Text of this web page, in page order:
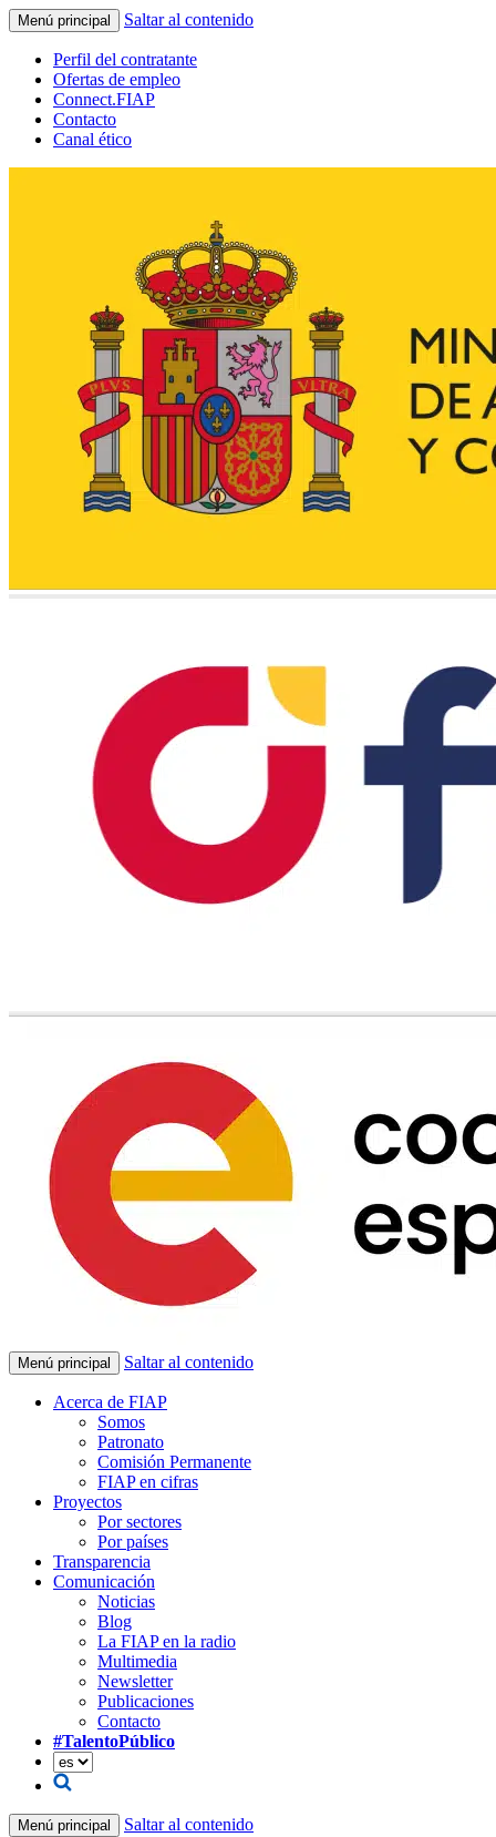
Menú principal Saltar al contenido
Perfil del contratante
Ofertas de empleo
Connect.FIAP
Contacto
Canal ético
Menú principal Saltar al contenido
Acerca de FIAP
Somos
Patronato
Comisión Permanente
FIAP en cifras
Proyectos
Por sectores
Por países
Transparencia
Comunicación
Noticias
Blog
La FIAP en la radio
Multimedia
Newsletter
Publicaciones
Contacto
#TalentoPúblico
Menú principal Saltar al contenido